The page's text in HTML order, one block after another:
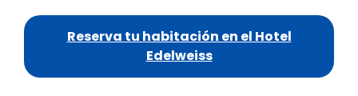
Reserva tu habitación en el Hotel
Edelweiss